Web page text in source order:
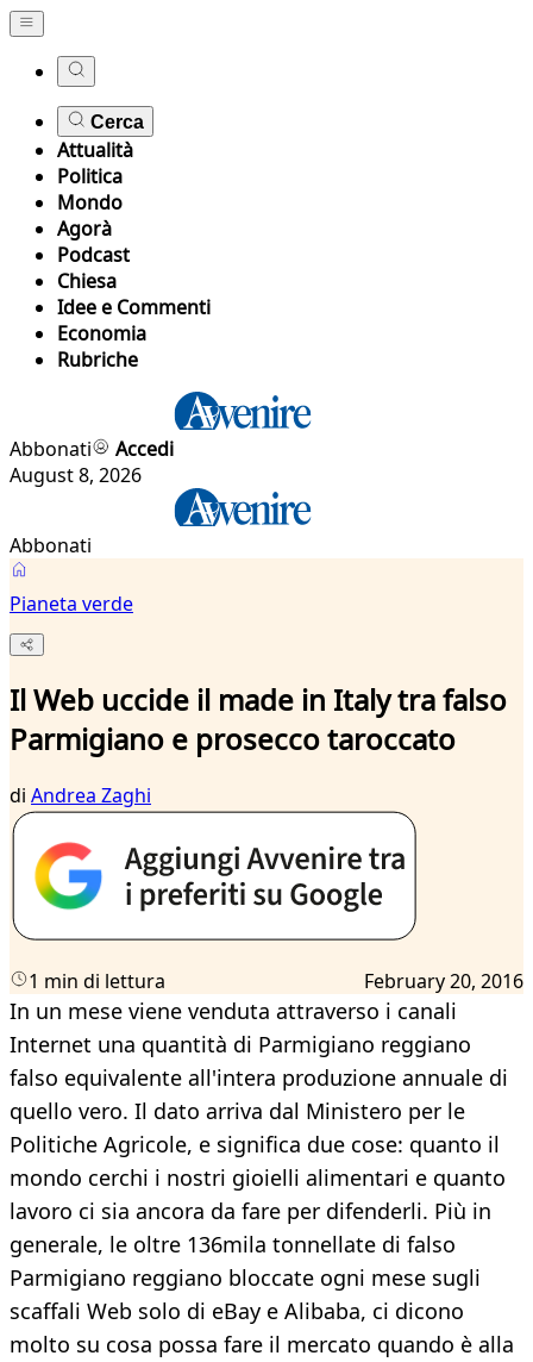
Cerca
Attualità
Politica
Mondo
Agorà
Podcast
Chiesa
Idee e Commenti
Economia
Rubriche
Abbonati
Accedi
August 8, 2026
Abbonati
Pianeta verde
Il Web uccide il made in Italy tra falso
Parmigiano e prosecco taroccato
di Andrea Zaghi
1 min di lettura February 20, 2016
In un mese viene venduta attraverso i canali
Internet una quantità di Parmigiano reggiano
falso equivalente all'intera produzione annuale di
quello vero. Il dato arriva dal Ministero per le
Politiche Agricole, e significa due cose: quanto il
mondo cerchi i nostri gioielli alimentari e quanto
lavoro ci sia ancora da fare per difenderli. Più in
generale, le oltre 136mila tonnellate di falso
Parmigiano reggiano bloccate ogni mese sugli
scaffali Web solo di eBay e Alibaba, ci dicono
molto su cosa possa fare il mercato quando è alla